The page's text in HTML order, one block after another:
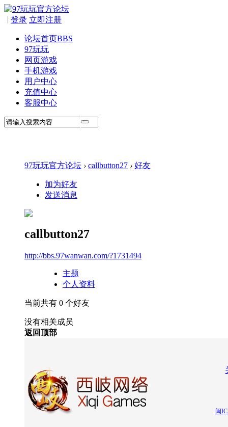
登录
| 立即注册
论坛首页BBS
97玩玩
网页游戏
手机游戏
用户中心
充值中心
客服中心
97玩玩官方论坛 › callbutton27 › 好友
加为好友
发送消息
callbutton27
http://bbs.97wanwan.com/?1731494
主题
个人资料
当前共有 0 个好友
没有相关成员
返回顶部
闽